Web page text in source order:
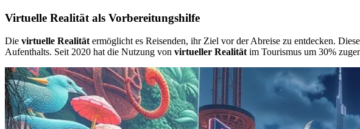
Virtuelle Realität als Vorbereitungshilfe
Die virtuelle Realität ermöglicht es Reisenden, ihr Ziel vor der Abreise zu entdecken.
Aufenthalts. Seit 2020 hat die Nutzung von virtueller Realität im Tourismus um 30%